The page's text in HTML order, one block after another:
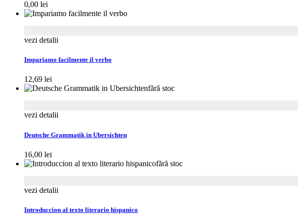
0,00 lei
vezi detalii
Impariamo facilmente il verbo
12,69 lei
fără stoc
vezi detalii
Deutsche Grammatik in Ubersichten
16,00 lei
fără stoc
vezi detalii
Introduccion al texto literario hispanico